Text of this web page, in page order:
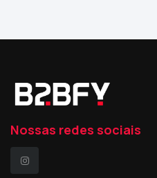
Nossas redes sociais